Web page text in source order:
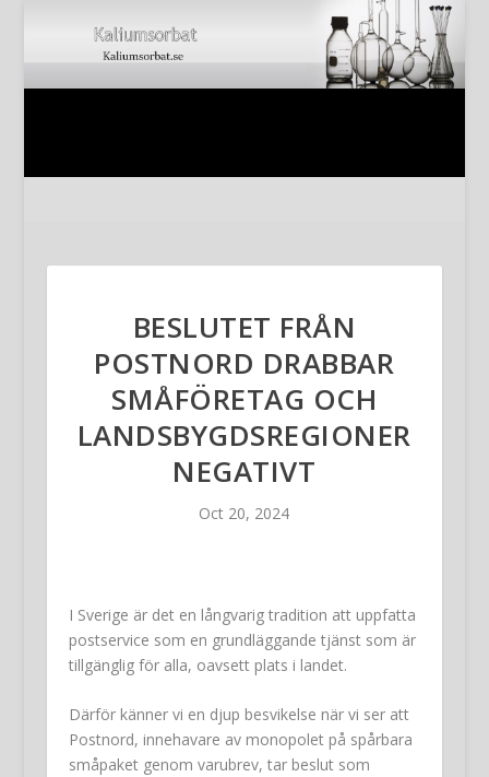
BESLUTET FRÅN
POSTNORD DRABBAR
SMÅFÖRETAG OCH
LANDSBYGDSREGIONER
NEGATIVT
Oct 20, 2024
I Sverige är det en långvarig tradition att uppfatta
postservice som en grundläggande tjänst som är
tillgänglig för alla, oavsett plats i landet.
Därför känner vi en djup besvikelse när vi ser att
Postnord, innehavare av monopolet på spårbara
småpaket genom varubrev, tar beslut som